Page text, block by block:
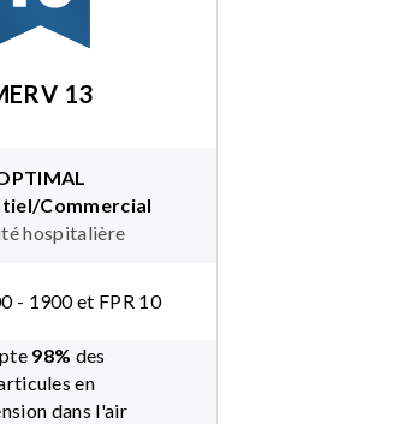
13
Commercial
hospitalière
- 1900 et FPR 10
98% des
en
dans l'air